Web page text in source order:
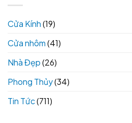
Cửa Kính(19)
Cửa nhôm(41)
Nhà Đẹp(26)
Phong Thủy(34)
Tin Tức(711)